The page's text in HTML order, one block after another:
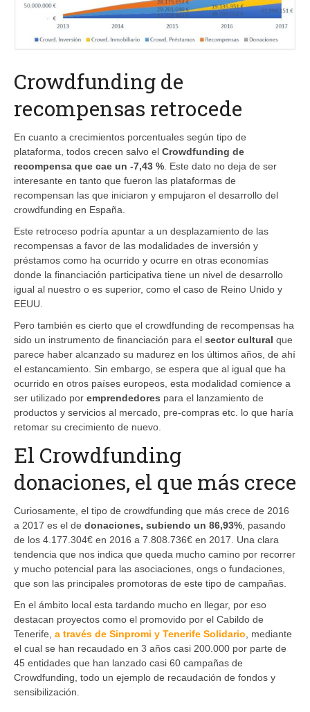
Crowdfunding de
recompensas retrocede
En cuanto a crecimientos porcentuales según tipo de
plataforma, todos crecen salvo el Crowdfunding de
recompensa que cae un -7,43 % . Este dato no deja de ser
interesante en tanto que fueron las plataformas de
recompensan las que iniciaron y empujaron el desarrollo del
crowdfunding en España.
Este retroceso podría apuntar a un desplazamiento de las
recompensas a favor de las modalidades de inversión y
préstamos como ha ocurrido y ocurre en otras economías
donde la financiación participativa tiene un nivel de desarrollo
igual al nuestro o es superior, como el caso de Reino Unido y
EEUU.
Pero también es cierto que el crowdfunding de recompensas ha
sido un instrumento de financiación para el sector cultural que
parece haber alcanzado su madurez en los últimos años, de ahí
el estancamiento. Sin embargo, se espera que al igual que ha
ocurrido en otros países europeos, esta modalidad comience a
ser utilizado por emprendedores para el lanzamiento de
productos y servicios al mercado, pre-compras etc. lo que haría
retomar su crecimiento de nuevo.
El Crowdfunding
donaciones, el que más crece
Curiosamente, el tipo de crowdfunding que más crece de 2016
a 2017 es el de donaciones, subiendo un 86,93% , pasando
de los 4.177.304€ en 2016 a 7.808.736€ en 2017. Una clara
tendencia que nos indica que queda mucho camino por recorrer
y mucho potencial para las asociaciones, ongs o fundaciones,
que son las principales promotoras de este tipo de campañas.
En el ámbito local esta tardando mucho en llegar, por eso
destacan proyectos como el promovido por el Cabildo de
Tenerife, a través de Sinpromi y Tenerife Solidario , mediante
el cual se han recaudado en 3 años casi 200.000 por parte de
45 entidades que han lanzado casi 60 campañas de
Crowdfunding, todo un ejemplo de recaudación de fondos y
sensibilización.